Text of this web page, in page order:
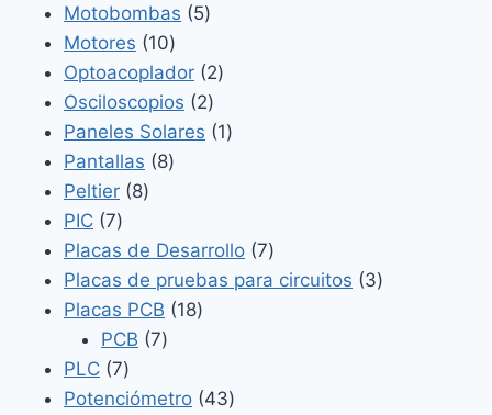
Motobombas 55
Motores 1010
productos
Optoacoplador 22
Osciloscopios 22
productos
Paneles Solares 11
Pantallas 88
Peltier 88
PIC 77
productos
Placas de Desarrollo 77
productos
Placas de pruebas para circuitos 33
Placas PCB 1818
PCB 77
PLC 77
productos
Potenciómetro 4343